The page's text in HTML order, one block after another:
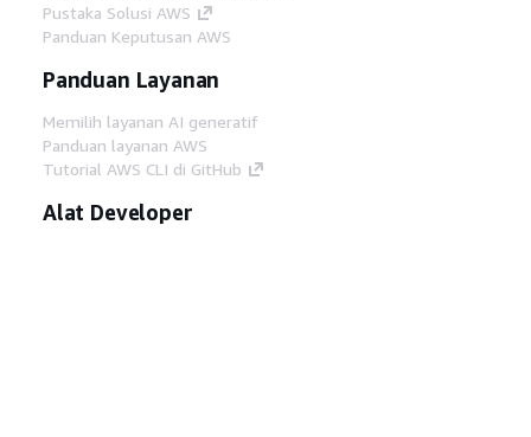
Pustaka Solusi AWS
Panduan Keputusan AWS
Panduan Layanan
Memilih layanan AI generatif
Panduan layanan AWS
Tutorial AWS CLI di GitHub
Alat Developer